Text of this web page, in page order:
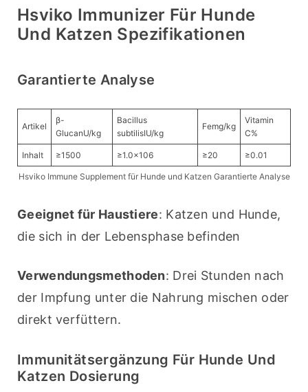
Hsviko Immunizer Für Hunde
Und Katzen Spezifikationen
Garantierte Analyse
Artikel
β-
GlucanU/kg
Bacillus
subtilisIU/kg
Femg/kg
Vitamin
C%
Inhalt ≥1500 ≥1.0×106 ≥20 ≥0.01
Hsviko Immune Supplement für Hunde und Katzen Garantierte Analyse
Geeignet für Haustiere: Katzen und Hunde,
die sich in der Lebensphase befinden
Verwendungsmethoden: Drei Stunden nach
der Impfung unter die Nahrung mischen oder
direkt verfüttern.
Immunitätsergänzung Für Hunde Und
Katzen Dosierung